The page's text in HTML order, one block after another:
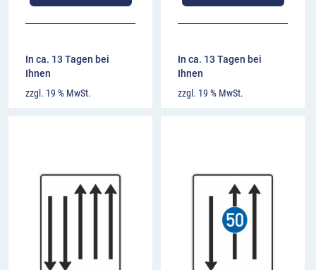
In ca. 13 Tagen bei
Ihnen
zzgl. 19 % MwSt.
In ca. 13 Tagen bei
Ihnen
zzgl. 19 % MwSt.